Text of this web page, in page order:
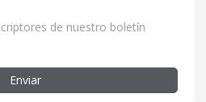
de nuestro boletín
Enviar